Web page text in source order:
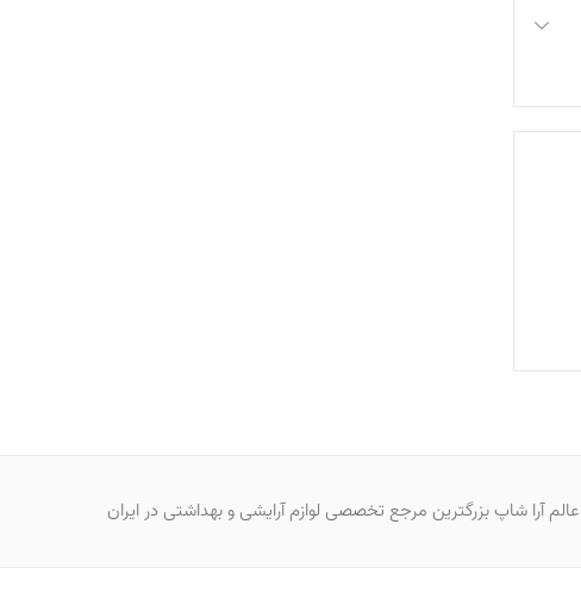
عالم آرا شاپ بزرگترین مرجع تخصصی لوازم آرایشی و بهداشتی در ایران